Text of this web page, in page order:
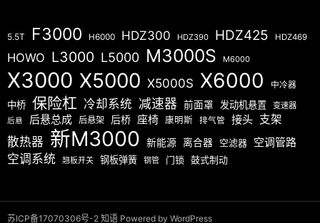
5.5T F3000 H6000 HDZ300 HDZ390 HDZ425 HDZ469
HOWO L3000 L5000 M3000S M6000
X3000 X5000 X5000S X6000 中冷器
中桥 保险杠 冷却系统 减速器 前面罩 发动机悬置 变速器
后悬 后悬总成 后悬架 后桥 座椅 康明斯 排气管 接头 支架
散热器 新M3000 新能源 离合器 空滤器 空调管路
空调系统 翘板开关 钢板弹簧 钢管 门锁 鼓式制动
苏ICP备17070306号-2 知语 Powered by WordPress